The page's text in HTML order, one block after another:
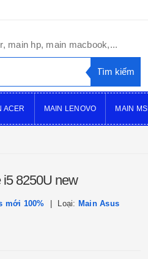
main hp, main macbook,...
ACER MAIN LENOVO MAIN MSI
8250U new
mới 100% Loại: Main Asus